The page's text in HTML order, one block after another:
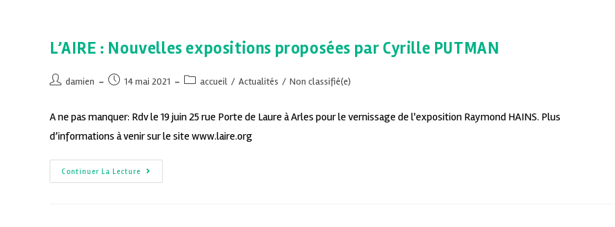
L’AIRE : Nouvelles expositions proposées par Cyrille PUTMAN
damien 14 mai 2021 accueil / Actualités / Non classifié(e)
A ne pas manquer: Rdv le 19 juin 25 rue Porte de Laure à Arles pour le vernissage de l'exposition Raymond HAINS. Plus
d’informations à venir sur le site www.laire.org
Continuer La Lecture